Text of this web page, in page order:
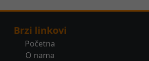
Brzi linkovi
Početna
O nama